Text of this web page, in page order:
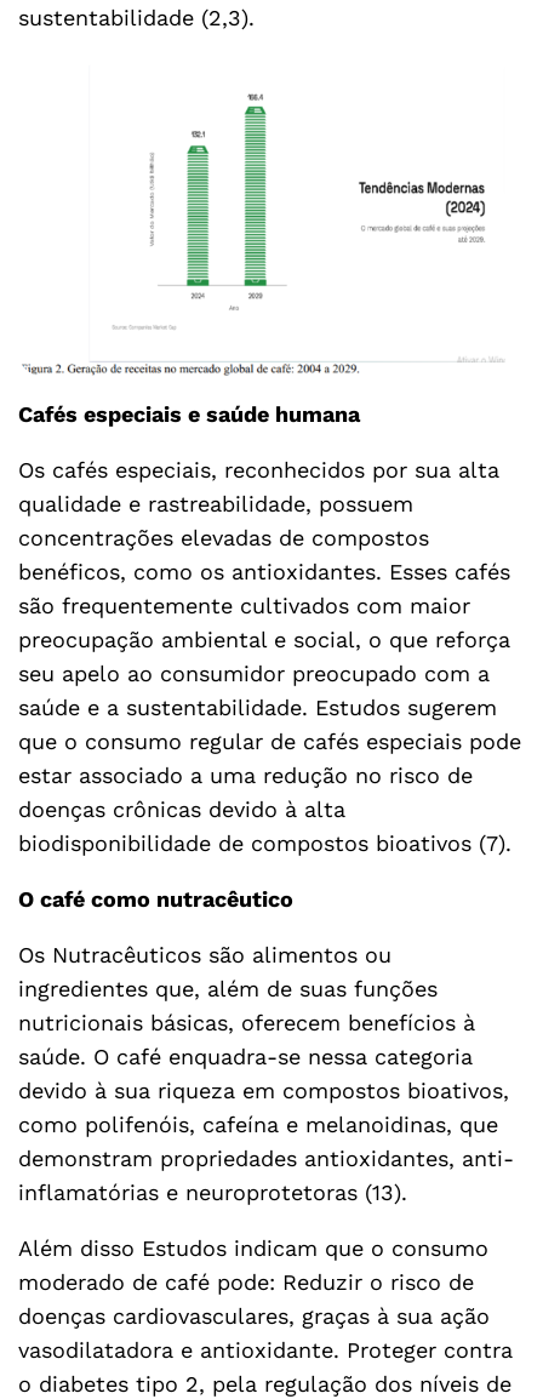
sustentabilidade (2,3).
Cafés especiais e saúde humana
Os cafés especiais, reconhecidos por sua alta
qualidade e rastreabilidade, possuem
concentrações elevadas de compostos
benéficos, como os antioxidantes. Esses cafés
são frequentemente cultivados com maior
preocupação ambiental e social, o que reforça
seu apelo ao consumidor preocupado com a
saúde e a sustentabilidade. Estudos sugerem
que o consumo regular de cafés especiais pode
estar associado a uma redução no risco de
doenças crônicas devido à alta
biodisponibilidade de compostos bioativos (7).
O café como nutracêutico
Os Nutracêuticos são alimentos ou
ingredientes que, além de suas funções
nutricionais básicas, oferecem benefícios à
saúde. O café enquadra-se nessa categoria
devido à sua riqueza em compostos bioativos,
como polifenóis, cafeína e melanoidinas, que
demonstram propriedades antioxidantes, anti-
inflamatórias e neuroprotetoras (13).
Além disso Estudos indicam que o consumo
moderado de café pode: Reduzir o risco de
doenças cardiovasculares, graças à sua ação
vasodilatadora e antioxidante. Proteger contra
o diabetes tipo 2, pela regulação dos níveis de